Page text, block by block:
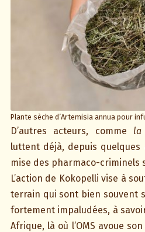
Plante sèche d’Artemisia annua pour
D’autres acteurs, comme la
luttent déjà, depuis
mise des pharmaco-criminels
L’action de Kokopelli vise à
terrain qui sont bien souvent
fortement impaludées, à
Afrique, là où l’OMS avoue